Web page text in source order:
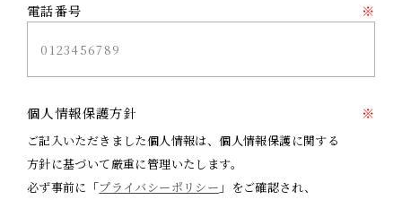
電話番号 ※
個人情報保護方針 ※
ご記入いただきました個人情報は、個人情報保護に関する
方針に基づいて厳重に管理いたします。
必ず事前に「プライバシーポリシー 」をご確認され、